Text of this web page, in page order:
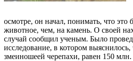
осмотре, он начал, понимать, что это
животное, чем, на камень. О своей
случай сообщил ученым. Было
исследование, в котором
змеиношеей черепахи, равен 150 млн.